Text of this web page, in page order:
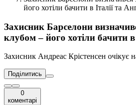
його хотіли бачити в Італії та
Захисник Барселони
клубом – його хотіли бачити в
Захисник Андреас Крістенсен очікує
Поділитись
0
коментарі